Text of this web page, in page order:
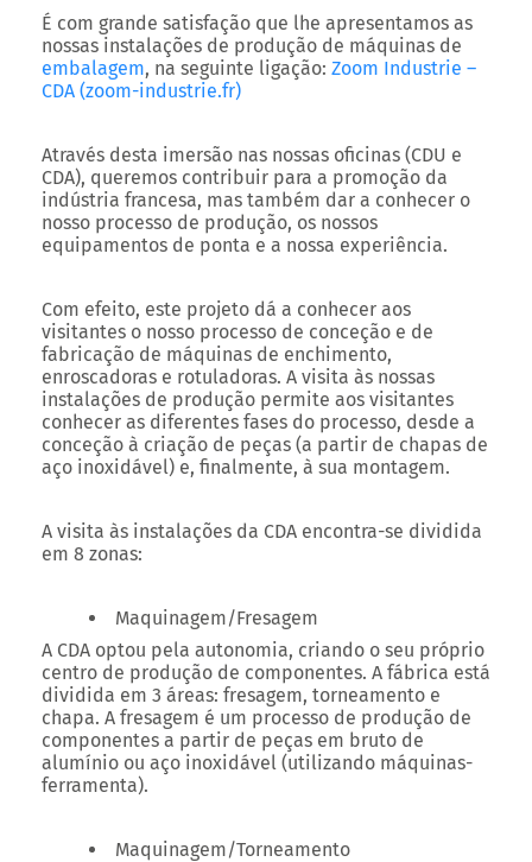
É com grande satisfação que lhe apresentamos as
nossas instalações de produção de máquinas de
embalagem, na seguinte ligação: Zoom Industrie –
CDA (zoom-industrie.fr)
Através desta imersão nas nossas oficinas (CDU e
CDA), queremos contribuir para a promoção da
indústria francesa, mas também dar a conhecer o
nosso processo de produção, os nossos
equipamentos de ponta e a nossa experiência.
Com efeito, este projeto dá a conhecer aos
visitantes o nosso processo de conceção e de
fabricação de máquinas de enchimento,
enroscadoras e rotuladoras. A visita às nossas
instalações de produção permite aos visitantes
conhecer as diferentes fases do processo, desde a
conceção à criação de peças (a partir de chapas de
aço inoxidável) e, finalmente, à sua montagem.
A visita às instalações da CDA encontra-se dividida
em 8 zonas:
Maquinagem/Fresagem
A CDA optou pela autonomia, criando o seu próprio
centro de produção de componentes. A fábrica está
dividida em 3 áreas: fresagem, torneamento e
chapa. A fresagem é um processo de produção de
componentes a partir de peças em bruto de
alumínio ou aço inoxidável (utilizando máquinas-
ferramenta).
Maquinagem/Torneamento